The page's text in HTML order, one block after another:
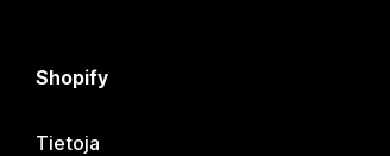
Shopify
Tietoja